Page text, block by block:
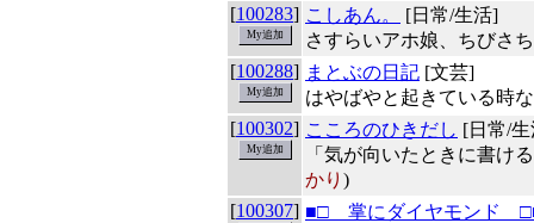
[100283] こしあん。
[日常/生活]
さすらいアホ娘、ちびさ
[100288] まとぶの日記 [文芸]
はやばやと起きている時
[100302] こころのひきだし [日常/
「気が向いたときに書け
かり )
[100307] ■□ 掌にダイヤモンド